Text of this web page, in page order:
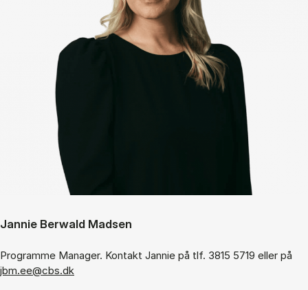
Jannie Berwald Madsen
Programme Manager. Kontakt Jannie på tlf. 3815 5719 eller på
jbm.ee@cbs.dk